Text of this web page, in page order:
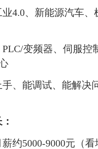
4.0、新能源汽车、
变频器、伺服控
、能调试、能解决
约5000-9000元（